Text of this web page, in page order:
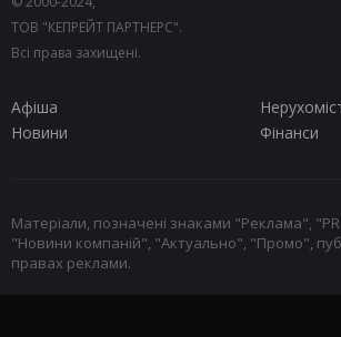
ТОВ "КЕПРЕЙТ ПАРТНЕРС".
Всі права захищені.
Афіша
Новини
Фінанси
Матеріали, позначені знаками "Реклама",
"Новини компаній", "Актуально", "Промо",
правах реклами.